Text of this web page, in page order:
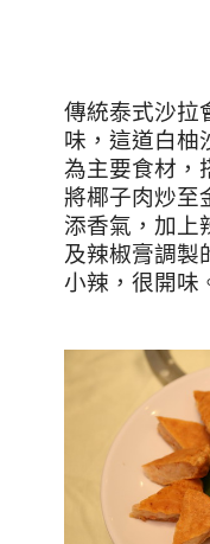
傳統泰式沙拉
味，這道白柚
為主要食材，
將椰子肉炒至
添香氣，加上
及辣椒膏調製
小辣，很開味